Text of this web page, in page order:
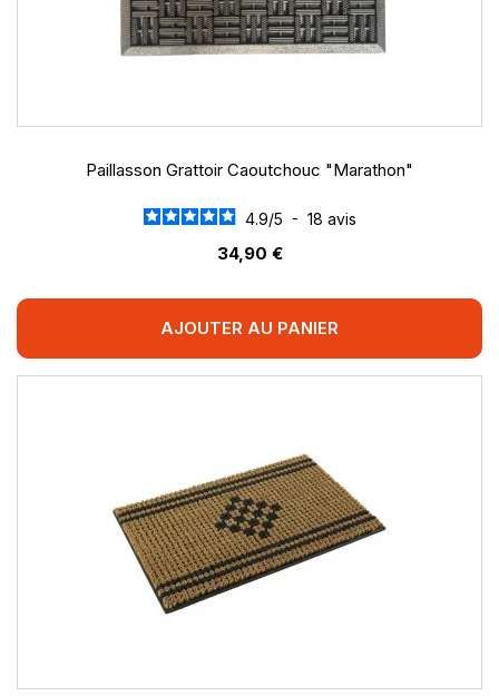
Paillasson Grattoir Caoutchouc "Marathon"
4.9/5 - 18 avis
34,90 €
AJOUTER AU PANIER